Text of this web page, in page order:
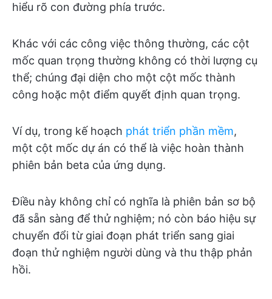
hiểu rõ con đường phía trước.
Khác với các công việc thông thường, các cột
mốc quan trọng thường không có thời lượng cụ
thể; chúng đại diện cho một cột mốc thành
công hoặc một điểm quyết định quan trọng.
Ví dụ, trong kế hoạch phát triển phần mềm,
một cột mốc dự án có thể là việc hoàn thành
phiên bản beta của ứng dụng.
Điều này không chỉ có nghĩa là phiên bản sơ bộ
đã sẵn sàng để thử nghiệm; nó còn báo hiệu sự
chuyển đổi từ giai đoạn phát triển sang giai
đoạn thử nghiệm người dùng và thu thập phản
hồi.